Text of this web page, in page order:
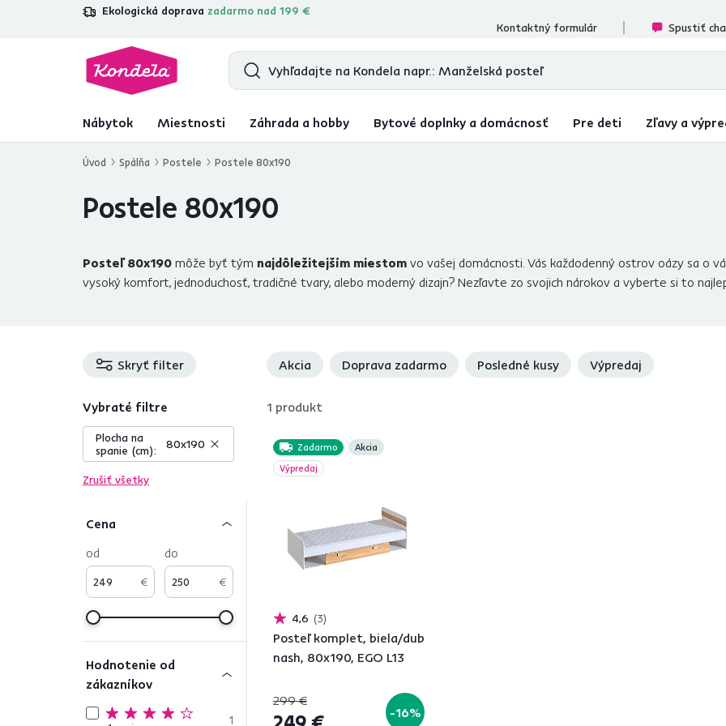
Ekologická doprava zadarmo nad 199 €
4,7 31 211overených produktových recenzií
Kontaktný formulár
Spustiť
Nábytok Miestnosti Záhrada a hobby Bytové doplnky a domácnosť Pre deti Zľavy a
Úvod Spálňa Postele Postele 80x190
Postele 80x190
Posteľ 80x190 môže byť tým najdôležitejším miestom vo vašej domácnosti. Vás každodenný ostrov oázy sa o
vysoký komfort, jednoduchosť, tradičné tvary, alebo moderný dizajn? Nezľavte zo svojich nárokov a vyberte si to
Skryť filter Akcia Doprava zadarmo Posledné kusy Výpredaj
Vybraté filtre
Plocha na
spanie (cm):
80x190
Zrušiť všetky
Cena
€
od
€
do
Hodnotenie od
zákazníkov
1
1 produkt
Zadarmo
Akcia
Výpredaj
4,6 3
Posteľ komplet, biela/dub
nash, 80x190, EGO L13
299 €
-16%